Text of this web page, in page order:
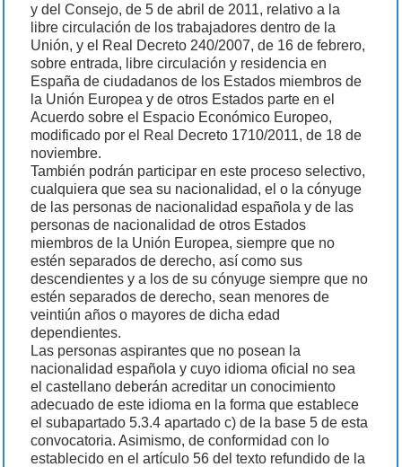
y del Consejo, de 5 de abril de 2011, relativo a la
libre circulación de los trabajadores dentro de la
Unión, y el Real Decreto 240/2007, de 16 de febrero,
sobre entrada, libre circulación y residencia en
España de ciudadanos de los Estados miembros de
la Unión Europea y de otros Estados parte en el
Acuerdo sobre el Espacio Económico Europeo,
modificado por el Real Decreto 1710/2011, de 18 de
noviembre.
También podrán participar en este proceso selectivo,
cualquiera que sea su nacionalidad, el o la cónyuge
de las personas de nacionalidad española y de las
personas de nacionalidad de otros Estados
miembros de la Unión Europea, siempre que no
estén separados de derecho, así como sus
descendientes y a los de su cónyuge siempre que no
estén separados de derecho, sean menores de
veintiún años o mayores de dicha edad
dependientes.
Las personas aspirantes que no posean la
nacionalidad española y cuyo idioma oficial no sea
el castellano deberán acreditar un conocimiento
adecuado de este idioma en la forma que establece
el subapartado 5.3.4 apartado c) de la base 5 de esta
convocatoria. Asimismo, de conformidad con lo
establecido en el artículo 56 del texto refundido de la